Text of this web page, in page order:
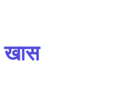
खास